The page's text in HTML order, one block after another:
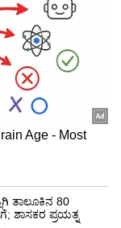
ನನ್ನ ಬಳಿ
ಪತ್ನಿಯ
ಆದರೆ ನನಗೆ
ಸಾಯಿಬಣ್ಣ
ಹೆಚ್ಚು